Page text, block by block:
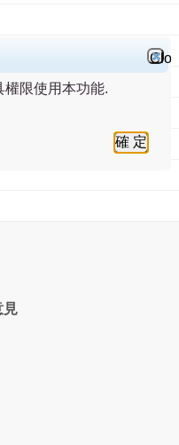
見
Close
權限使用本功能.
確 定